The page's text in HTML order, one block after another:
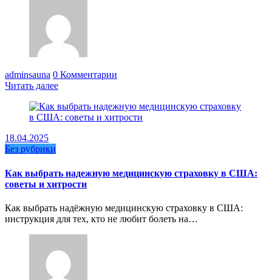
adminsauna 0 Комментарии
Читать далее
18.04.2025
Без рубрики
Как выбрать надежную медицинскую страховку в США:
советы и хитрости
Как выбрать надёжную медицинскую страховку в США:
инструкция для тех, кто не любит болеть на…